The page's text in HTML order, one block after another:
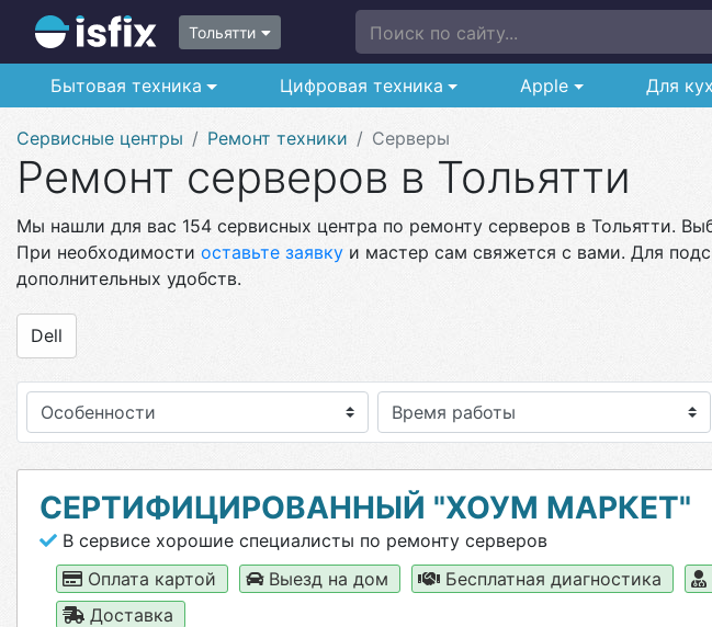
Тольятти Поиск по сайту...
Бытовая техника Цифровая техника Apple Для
Сервисные центры Ремонт техники Серверы
Ремонт серверов в Тольятти
Мы нашли для вас 154 сервисных центра по ремонту серверов в Тольятти.
При необходимости оставьте заявку и мастер сам свяжется с вами. Для
дополнительных удобств.
Dell
Особенности
СЕРТИФИЦИРОВАННЫЙ "ХОУМ МАРКЕТ"
В сервисе хорошие специалисты по ремонту серверов
Оплата картой
Выезд на дом Бесплатная диагностика
Доставка